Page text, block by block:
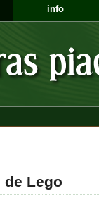
info
Lego